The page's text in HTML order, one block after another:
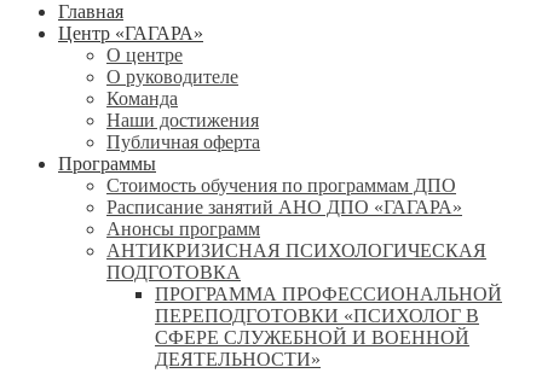
Главная
Центр «ГАГАРА»
О центре
О руководителе
Команда
Наши достижения
Публичная оферта
Программы
Стоимость обучения по программам ДПО
Расписание занятий АНО ДПО «ГАГАРА»
Анонсы программ
АНТИКРИЗИСНАЯ ПСИХОЛОГИЧЕСКАЯ
ПОДГОТОВКА
ПРОГРАММА ПРОФЕССИОНАЛЬНОЙ
ПЕРЕПОДГОТОВКИ «ПСИХОЛОГ В
СФЕРЕ СЛУЖЕБНОЙ И ВОЕННОЙ
ДЕЯТЕЛЬНОСТИ»